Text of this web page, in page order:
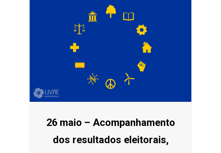
26 maio – Acompanhamento
dos resultados eleitorais,